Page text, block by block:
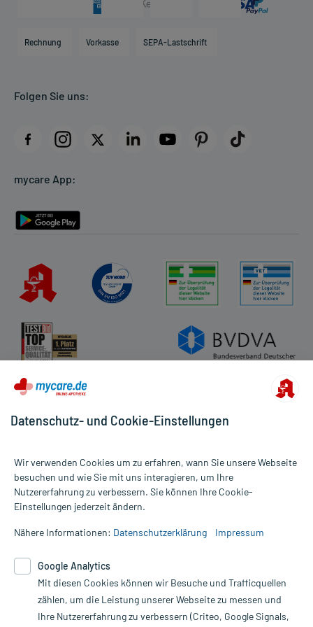
Direktabrechnung PKV
AGB
Datenschutz
Rückgabe/Widerruf
Rechnung Vorkasse SEPA-Lastschrift
Folgen Sie uns:
mycare App:
Alle Preise gelten inkl. MwSt., ggf. zzgl. Versandkosten
Informationen auf dieser Website werden ausschließlich für
die Untersuchung und Behandlung durch einen Arzt. Bitte
Therapien eingeleitet werden können. | Diese Webseite benutzt
Google Analytics. Lesen Sie bitte dazu die wichtigen Hinweise in
unserer Datenschutzerklärung. Für den Widerruf einer Bestellung
nutzen Sie das Formular:
Datenschutz- und Cookie-Einstellungen
Wir verwenden Cookies um zu erfahren, wann Sie unsere Webseite
besuchen und wie Sie mit uns interagieren, um Ihre
Nutzererfahrung zu verbessern. Sie können Ihre Cookie-
Einstellungen jederzeit ändern.
Nähere Informationen: Datenschutzerklärung Impressum
Google Analytics
Mit diesen Cookies können wir Besuche und Trafficquellen
zählen, um die Leistung unserer Webseite zu messen und
Ihre Nutzererfahrung zu verbessern (Criteo, Google Signals,